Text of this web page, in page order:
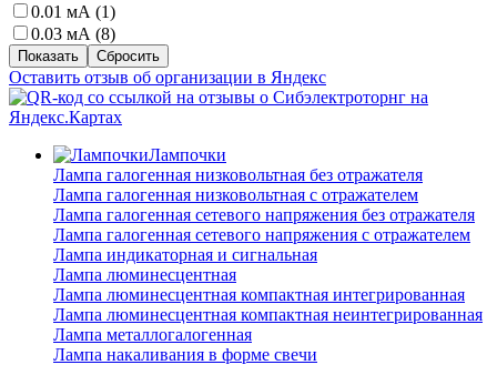
0.01 мА (1)
0.03 мА (8)
Оставить отзыв об организации в Яндекс
Лампочки
Лампа галогенная низковольтная без отражателя
Лампа галогенная низковольтная с отражателем
Лампа галогенная сетевого напряжения без отражателя
Лампа галогенная сетевого напряжения с отражателем
Лампа индикаторная и сигнальная
Лампа люминесцентная
Лампа люминесцентная компактная интегрированная
Лампа люминесцентная компактная неинтегрированная
Лампа металлогалогенная
Лампа накаливания в форме свечи